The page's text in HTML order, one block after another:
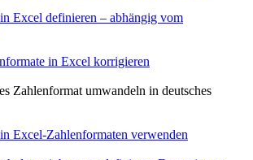
Excel definieren – abhängig vom
in Excel korrigieren
Zahlenformat umwandeln in deutsches
Excel-Zahlenformaten verwenden